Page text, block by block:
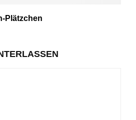
Plätzchen